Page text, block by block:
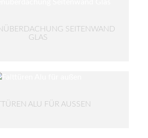
SEITENWAND
GLAS
ALU FÜR AUSSEN